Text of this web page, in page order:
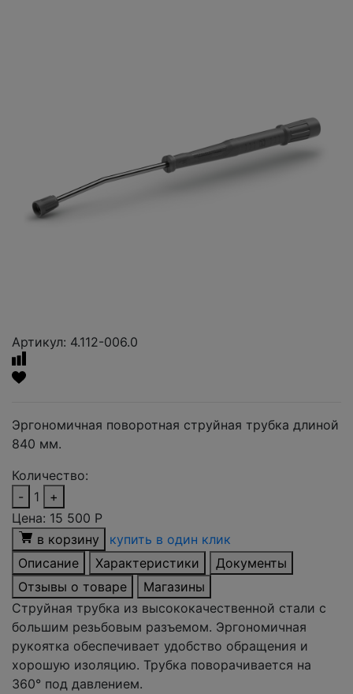
Артикул: 4.112-006.0
Эргономичная поворотная струйная трубка длиной
840 мм.
Количество:
-
1
+
Цена: 15 500 Р
в корзину
купить в один клик
Описание
Характеристики
Документы
Отзывы о товаре
Магазины
Струйная трубка из высококачественной стали с
большим резьбовым разъемом. Эргономичная
рукоятка обеспечивает удобство обращения и
хорошую изоляцию. Трубка поворачивается на
360° под давлением.